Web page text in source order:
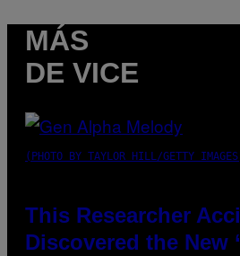
MÁS
DE VICE
(PHOTO BY TAYLOR HILL/GETTY
This Researcher
Discovered the New